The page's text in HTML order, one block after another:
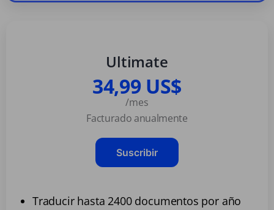
Ultimate
34,99 US$
/mes
Facturado anualmente
Suscribir
Traducir hasta 2400 documentos por año